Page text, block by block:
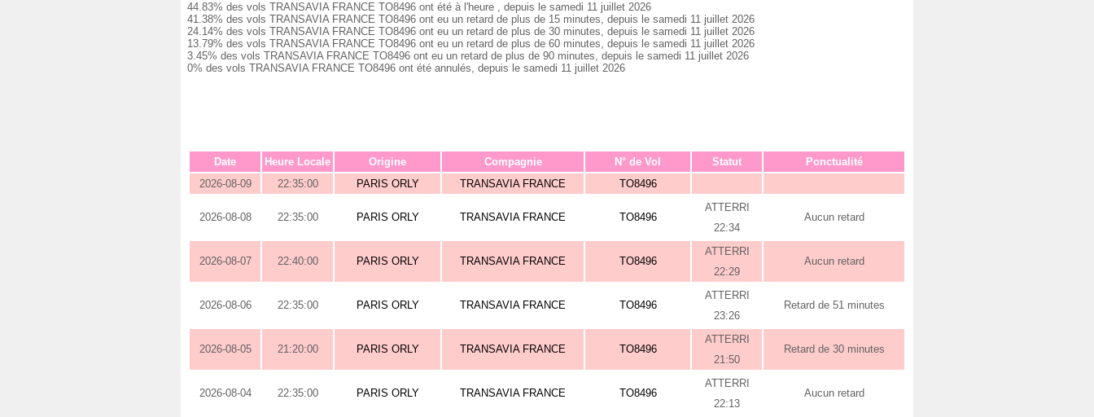
44.83% des vols TRANSAVIA FRANCE TO8496 ont été à l'heure , depuis le samedi 11 juillet 2026
41.38% des vols TRANSAVIA FRANCE TO8496 ont eu un retard de plus de 15 minutes, depuis le samedi 11 juillet 2026
24.14% des vols TRANSAVIA FRANCE TO8496 ont eu un retard de plus de 30 minutes, depuis le samedi 11 juillet 2026
13.79% des vols TRANSAVIA FRANCE TO8496 ont eu un retard de plus de 60 minutes, depuis le samedi 11 juillet 2026
3.45% des vols TRANSAVIA FRANCE TO8496 ont eu un retard de plus de 90 minutes, depuis le samedi 11 juillet 2026
0% des vols TRANSAVIA FRANCE TO8496 ont été annulés, depuis le samedi 11 juillet 2026
Date Heure Locale Origine Compagnie N° de Vol Statut
Ponctualité
2026-08-09
22:35:00 PARIS ORLY TRANSAVIA FRANCE TO8496
2026-08-08 22:35:00 PARIS ORLY TRANSAVIA FRANCE TO8496
ATTERRI
22:34
Aucun retard
2026-08-07 22:40:00 PARIS ORLY TRANSAVIA FRANCE TO8496
ATTERRI
22:29
Aucun retard
2026-08-06 22:35:00 PARIS ORLY TRANSAVIA FRANCE TO8496
ATTERRI
23:26
Retard de 51 minutes
2026-08-05 21:20:00 PARIS ORLY TRANSAVIA FRANCE TO8496
ATTERRI
21:50
Retard de 30 minutes
2026-08-04 22:35:00 PARIS ORLY TRANSAVIA FRANCE TO8496
ATTERRI
22:13
Aucun retard